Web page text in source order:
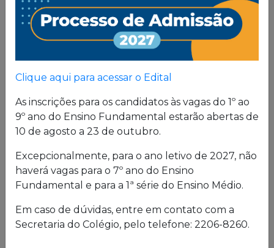
Proposta
Pedagógica
formação, pautada em valores cristãos e um
consistente conhecimento acadêmico.
Estrutura física
O Colégio oferece uma excelente estrutura para
atender a seus alunos em período integral.
Laboratórios de Química, Física e Biologia; salas
de leitura e de grupo; biblioteca; cybersala;
auditórios; complexo esportivo; piscina
Clique aqui para acessar o Edital
As inscrições para os candidatos às vagas do 1º ao
9º ano do Ensino Fundamental estarão abertas de
10 de agosto a 23 de outubro.
Excepcionalmente, para o ano letivo de 2027, não
haverá vagas para o 7º ano do Ensino
Fundamental e para a 1ª série do Ensino Médio.
Em caso de dúvidas, entre em contato com a
Secretaria do Colégio, pelo telefone: 2206-8260.